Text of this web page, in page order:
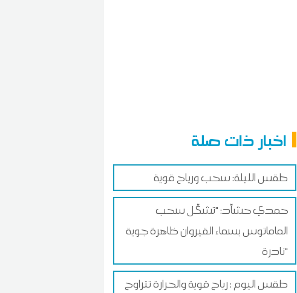
اخبار ذات صلة
طقس الليلة: سحب ورياح قوية
حمدي حشاّد: "تشكّل سحب
الماماتوس بسماء القيروان ظاهرة جوية
نادرة"
طقس اليوم : رياح قوية والحرارة تتراوح